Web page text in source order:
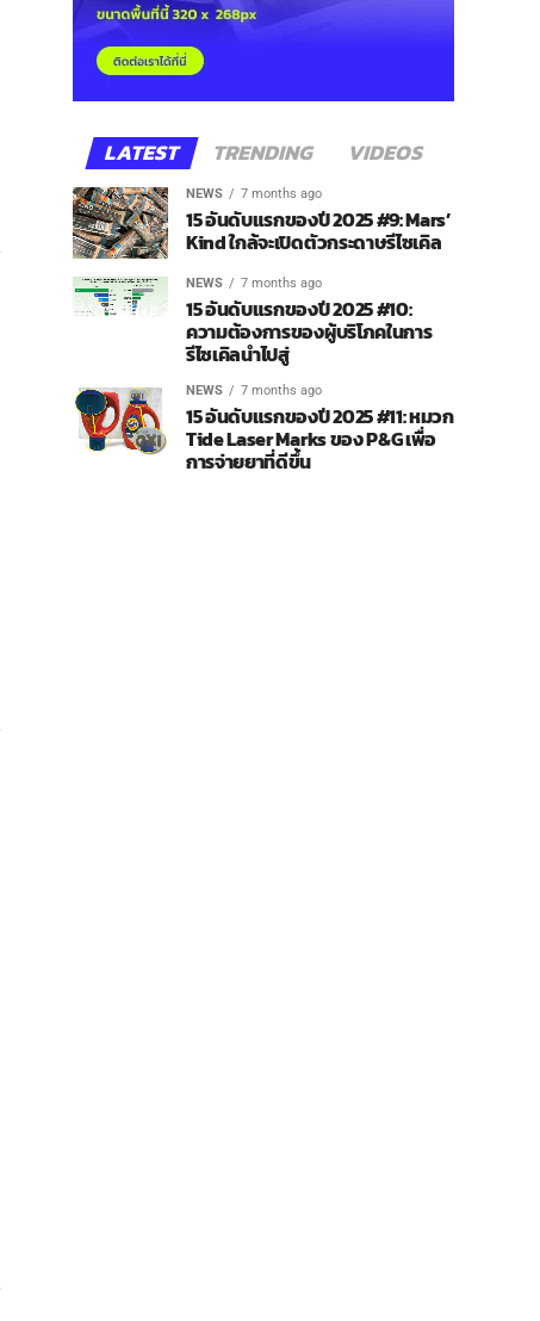
LATEST TRENDING VIDEOS
NEWS 7 months ago
15 อันดับแรกของปี 2025 #9: Mars’
Kind ใกล้จะเปิดตัวกระดาษรีไซเคิล
NEWS 7 months ago
15 อันดับแรกของปี 2025 #10:
ความต้องการของผู้บริโภคในการ
รีไซเคิลนำไปสู่
NEWS 7 months ago
15 อันดับแรกของปี 2025 #11: หมวก
Tide Laser Marks ของ P&G เพื่อ
การจ่ายยาที่ดีขึ้น